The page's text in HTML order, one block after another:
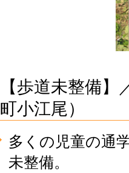
【歩道未整備
町小江尾）
多くの児童の通
未整備。